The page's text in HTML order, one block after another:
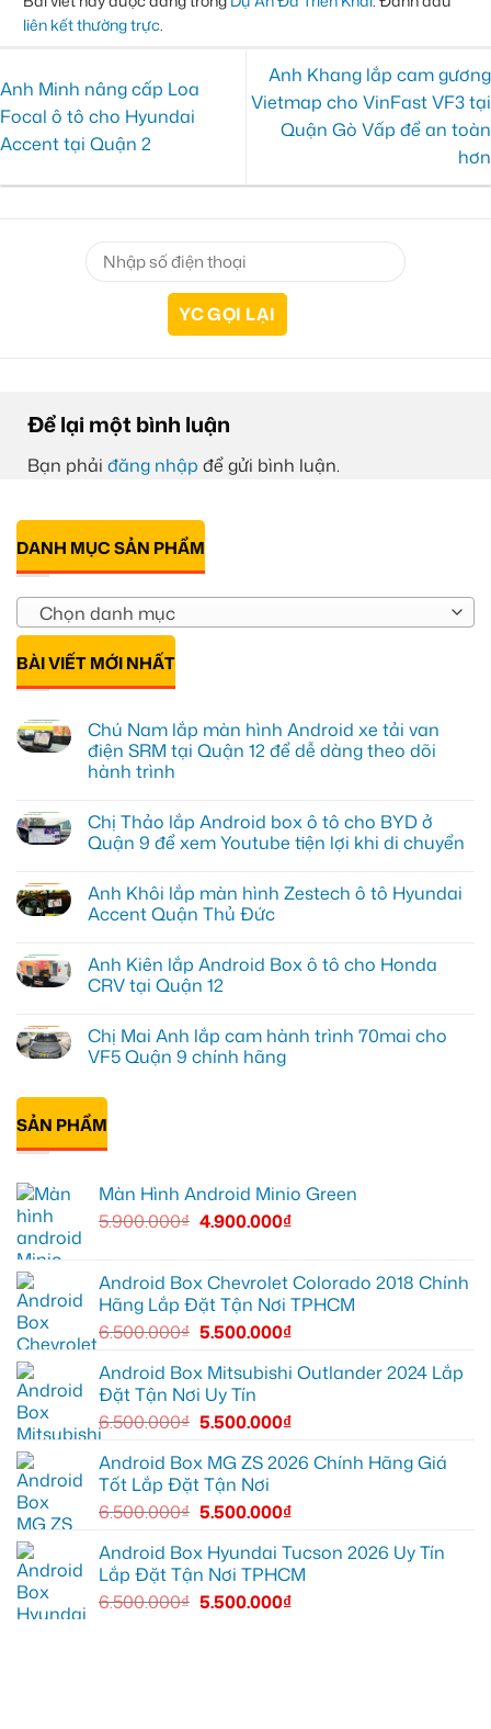
liên kết thường trực.
Anh Minh nâng cấp Loa
Focal ô tô cho Hyundai
Accent tại Quận 2
Anh Khang lắp cam gương
Vietmap cho VinFast VF3 tại
Quận Gò Vấp để an toàn
hơn
Để lại một bình luận
Bạn phải đăng nhập để gửi bình luận.
DANH MỤC SẢN PHẨM
Chọn danh mục
BÀI VIẾT MỚI NHẤT
Chú Nam lắp màn hình Android xe tải van
điện SRM tại Quận 12 để dễ dàng theo dõi
hành trình
bình
luận
ở
lắp
màn
hình
tải
van
điện
Quận
12
để
dàng
theo
dõi
hành
trình
Chị Thảo lắp Android box ô tô cho BYD ở
Quận 9 để xem Youtube tiện lợi khi di chuyển
bình
luận
ở
lắp
Android
box
cho
BYD
ở
9
xem
Youtube
tiện
chuyển
Anh Khôi lắp màn hình Zestech ô tô Hyundai
Accent Quận Thủ Đức
bình
luận
ở
lắp
màn
hình
ô
Hyundai
Accent
Quận
Anh Kiên lắp Android Box ô tô cho Honda
CRV tại Quận 12
bình
luận
ở
Kiên
Android
Box
ô
Honda
tại
Chị Mai Anh lắp cam hành trình 70mai cho
VF5 Quận 9 chính hãng
có
luận
ở
Chị
lắp
hành
VF5
Quận
chính
hãng
SẢN PHẨM
Màn Hình Android Minio Green
5.900.000₫ 4.900.000₫
Android Box Chevrolet Colorado 2018 Chính
Hãng Lắp Đặt Tận Nơi TPHCM
6.500.000₫ 5.500.000₫
Android Box Mitsubishi Outlander 2024 Lắp
Đặt Tận Nơi Uy Tín
6.500.000₫ 5.500.000₫
Android Box MG ZS 2026 Chính Hãng Giá
Tốt Lắp Đặt Tận Nơi
6.500.000₫ 5.500.000₫
Android Box Hyundai Tucson 2026 Uy Tín
Lắp Đặt Tận Nơi TPHCM
6.500.000₫ 5.500.000₫